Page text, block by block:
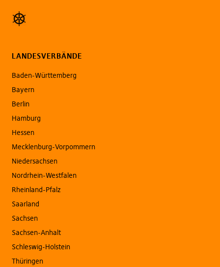
LANDESVERBÄNDE
Baden-Württemberg
Bayern
Berlin
Hamburg
Hessen
Mecklenburg-Vorpommern
Niedersachsen
Nordrhein-Westfalen
Rheinland-Pfalz
Saarland
Sachsen
Sachsen-Anhalt
Schleswig-Holstein
Thüringen